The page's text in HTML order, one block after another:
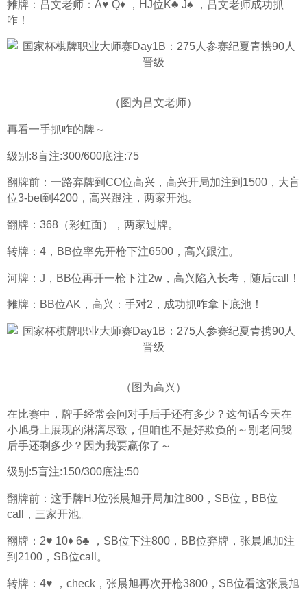
摊牌：吕文老师：A♥️ Q♦️ ，HJ位K♣️ J♠️ ，吕文老师成功抓
咋！
（图为吕文老师）
再看一手抓咋的牌～
级别:8盲注:300/600底注:75
翻牌前：一路弃牌到CO位高兴，高兴开局加注到1500，大盲
位3-bet到4200，高兴跟注，两家开池。
翻牌：368（彩虹面），两家过牌。
转牌：4，BB位率先开枪下注6500，高兴跟注。
河牌：J，BB位再开一枪下注2w，高兴陷入长考，随后call！
摊牌：BB位AK，高兴：手对2，成功抓咋拿下底池！
（图为高兴）
在比赛中，牌手经常会问对手后手还有多少？这句话今天在
小旭身上展现的淋漓尽致，但咱也不是好欺负的～别老问我
后手还剩多少？因为我要赢你了～
级别:5盲注:150/300底注:50
翻牌前：这手牌HJ位张晨旭开局加注800，SB位，BB位
call，三家开池。
翻牌：2♥️ 10♦️ 6♣️ ，SB位下注800，BB位弃牌，张晨旭加注
到2100，SB位call。
转牌：4♥️ ，check，张晨旭再次开枪3800，SB位看这张晨旭